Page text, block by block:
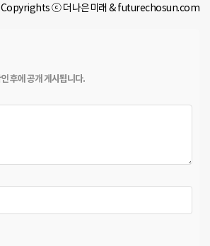
Copyrights ⓒ 더나은미래 & futurechosun.com